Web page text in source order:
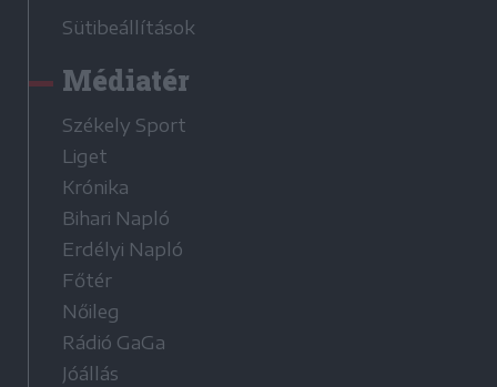
Sütibeállítások
Médiatér
Székely Sport
Liget
Krónika
Bihari Napló
Erdélyi Napló
Főtér
Nőileg
Rádió GaGa
Jóállás